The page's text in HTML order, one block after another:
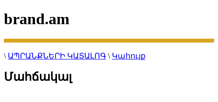
brand.am
\ ԱՊՐԱՆՔՆԵՐԻ ԿԱՏԱԼՈԳ \ Կահույք
Մահճակալ